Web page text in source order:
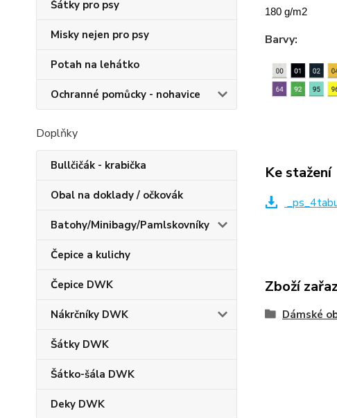
Šátky pro psy
Misky nejen pro psy
Potah na lehátko
Ochranné pomůcky - nohavice
Doplňky
Bullčičák - krabička
Obal na doklady / očkovák
Batohy/Minibagy/Pamlskovníky
Čepice a kulichy
Čepice DWK
Nákrčníky DWK
Šátky DWK
Šátko-šála DWK
Deky DWK
180 g/m2
Barvy:
Ke stažení
Zboží
Dámské